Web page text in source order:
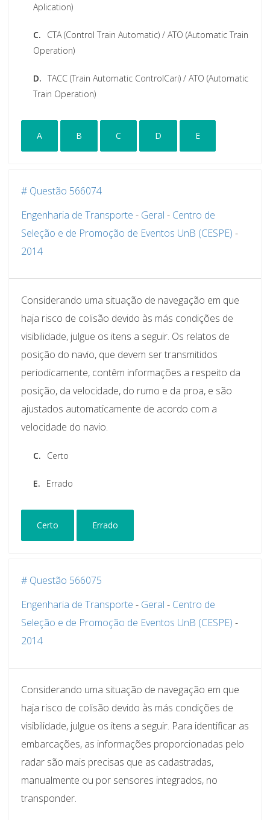
Aplication)
C.
CTA (Control Train Automatic) / ATO (Automatic Train
Operation)
D. TACC (Train Automatic ControlCari) / ATO (Automatic
Train Operation)
A B C D E
# Questão 566074
Engenharia de Transporte - Geral - Centro de
Seleção e de Promoção de Eventos UnB (CESPE) -
2014
Considerando uma situação de navegação em que
haja risco de colisão devido às más condições de
visibilidade, julgue os itens a seguir. Os relatos de
posição do navio, que devem ser transmitidos
periodicamente, contêm informações a respeito da
posição, da velocidade, do rumo e da proa, e são
ajustados automaticamente de acordo com a
velocidade do navio.
C. Certo
E. Errado
Certo Errado
# Questão 566075
Engenharia de Transporte - Geral - Centro de
Seleção e de Promoção de Eventos UnB (CESPE) -
2014
Considerando uma situação de navegação em que
haja risco de colisão devido às más condições de
visibilidade, julgue os itens a seguir. Para identificar as
embarcações, as informações proporcionadas pelo
radar são mais precisas que as cadastradas,
manualmente ou por sensores integrados, no
transponder.